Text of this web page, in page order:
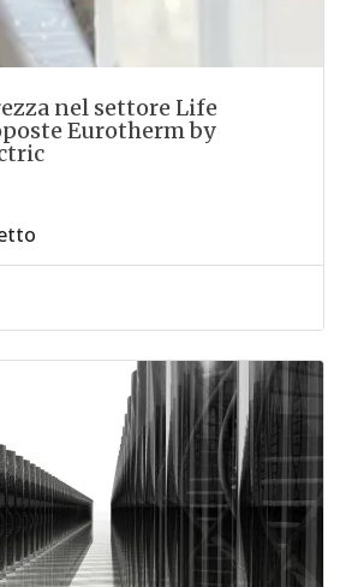
nel settore Life
Eurotherm by